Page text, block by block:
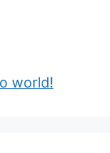
world!